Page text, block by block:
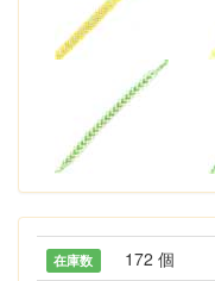
在庫数 172 個